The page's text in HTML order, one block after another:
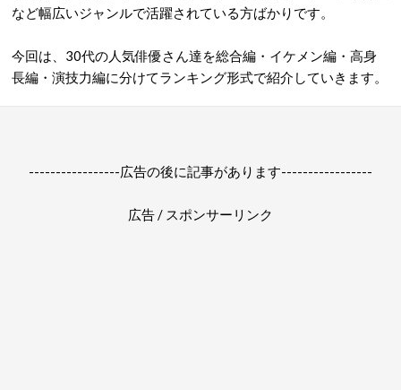
など幅広いジャンルで活躍されている方ばかりです。
今回は、30代の人気俳優さん達を総合編・イケメン編・高身
長編・演技力編に分けてランキング形式で紹介していきます。
-----------------広告の後に記事があります-----------------
広告 / スポンサーリンク